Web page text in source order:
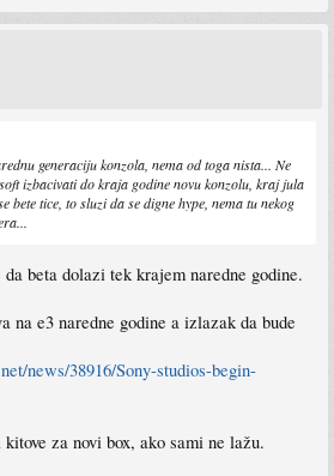
generaciju konzola, nema od toga nista... Ne
izbacivati do kraja godine novu konzolu, kraj jula
bete tice, to sluzi da se digne hype, nema tu nekog
beta dolazi tek krajem naredne godine.
na e3 naredne godine a izlazak da bude
news/38916/Sony-studios-begin-
za novi box, ako sami ne lažu.